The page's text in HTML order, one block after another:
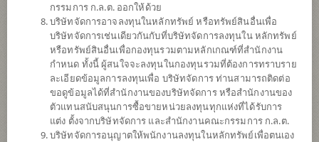
ความเสี่ยงสูง
6
ตั้งแต่ต้นปี
กรรมการ ก.ล.ต. ออกให้ด้วย
บริษัทจัดการอาจลงทุนในหลักทรัพย์ หรือทรัพย์สินอื่นเพื่อ
บริษัทจัดการเช่นเดียวกันกับที่บริษัทจัดการลงทุนใน หลักทรัพย์
หรือทรัพย์สินอื่นเพื่อกองทุนรวมตามหลักเกณฑ์ที่สำนักงาน
กำหนด ทั้งนี้ ผู้สนใจจะลงทุนในกองทุนรวมที่ต้องการทราบราย
ละเอียดข้อมูลการลงทุนเพื่อ บริษัทจัดการ ท่านสามารถติดต่อ
ขอดูข้อมูลได้ที่สำนักงานของบริษัทจัดการ หรือสำนักงานของ
ตัวแทนสนับสนุนการซื้อขายหน่วยลงทุนทุกแห่งที่ได้รับการ
แต่ง ตั้งจากบริษัทจัดการ และสำนักงานคณะกรรมการ ก.ล.ต.
บริษัทจัดการอนุญาตให้พนักงานลงทุนในหลักทรัพย์เพื่อตนเอง